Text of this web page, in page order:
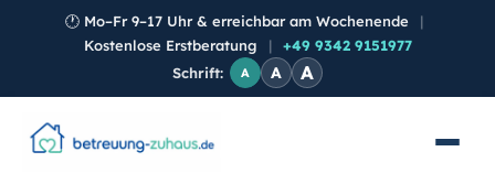
🕐 Mo–Fr 9–17 Uhr & erreichbar am Wochenende
|
Kostenlose Erstberatung
|
+49 9342 9151977
Schrift:
A A A